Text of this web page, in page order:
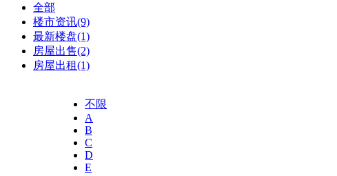
全部
楼市资讯(9)
最新楼盘(1)
房屋出售(2)
房屋出租(1)
不限
A
B
C
D
E